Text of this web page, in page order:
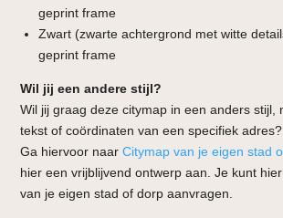
geprint frame
Zwart (zwarte achtergrond met witte
geprint frame
Wil jij een andere stijl?
Wil jij graag deze citymap in een anders stijl,
tekst of coördinaten van een specifiek
Ga hiervoor naarCitymap van je eigen stad
hier een vrijblijvend ontwerp aan. Je kunt
van je eigen stad of dorp aanvragen.